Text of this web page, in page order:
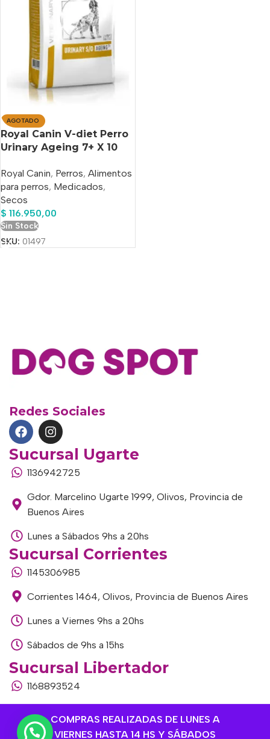
COMPRAS REALIZADAS DE LUNES A
VIERNES HASTA 14 HS Y SÁBADOS
AGOTADO
Royal Canin V-diet Perro
Urinary Ageing 7+ X 10
Royal Canin, Perros, Alimentos
para perros, Medicados,
Secos
$ 116.950,00
Sin Stock
SKU: 01497
Redes Sociales
Sucursal Ugarte
1136942725
Gdor. Marcelino Ugarte 1999, Olivos, Provincia de
Buenos Aires
Lunes a Sábados 9hs a 20hs
Sucursal Corrientes
1145306985
Corrientes 1464, Olivos, Provincia de Buenos Aires
Lunes a Viernes 9hs a 20hs
Sábados de 9hs a 15hs
Sucursal Libertador
1168893524
Buenos Aires